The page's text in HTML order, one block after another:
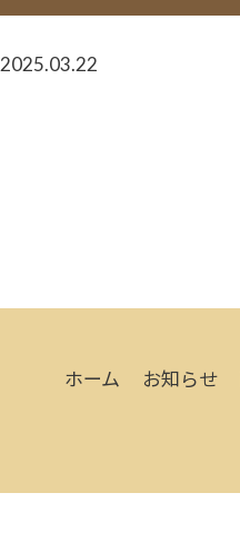
2025.03.22
ホーム お知らせ